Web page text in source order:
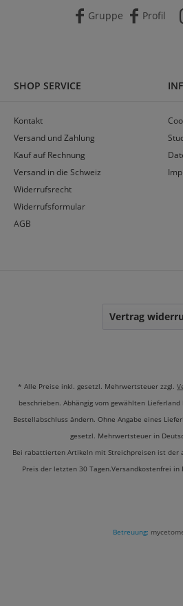
Gruppe Profil
SHOP SERVICE
Kontakt
Versand und Zahlung
Kauf auf Rechnung
Versand in die Schweiz
Widerrufsrecht
Widerrufsformular
AGB
Vertrag
* Alle Preise inkl. gesetzl. Mehrwertsteuer zzgl.
beschrieben. Abhängig vom gewählten
Bestellabschluss ändern. Ohne Angabe eines
gesetzl. Mehrwertsteuer in
Bei rabattierten Artikeln mit Streichpreisen ist der
Preis der letzten 30 Tagen.Versandkostenfrei in
Betreuung: